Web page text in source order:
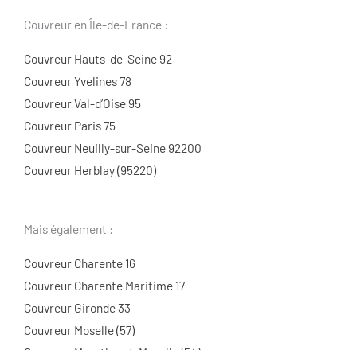
Couvreur en Île-de-France :
Couvreur Hauts-de-Seine 92
Couvreur Yvelines 78
Couvreur Val-d’Oise 95
Couvreur Paris 75
Couvreur Neuilly-sur-Seine 92200
Couvreur Herblay (95220)
Mais également :
Couvreur Charente 16
Couvreur Charente Maritime 17
Couvreur Gironde 33
Couvreur Moselle (57)